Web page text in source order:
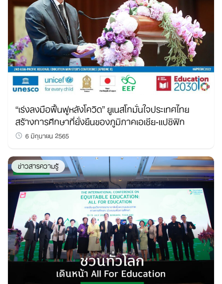
Search
for:
“เร่งลงมือฟื้นฟูหลังโควิด” ยูเนสโกมั่นใจประเทศไทย
สร้างการศึกษาที่ยั่งยืนของภูมิภาคเอเชีย-แปซิฟิก
6 มิถุนายน 2565
ข่าวสารความรู้